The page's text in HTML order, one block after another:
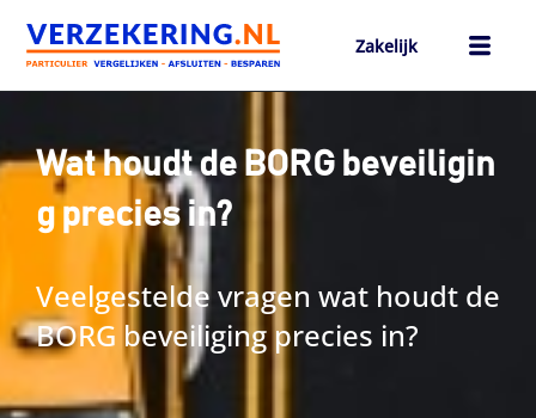
naar
inhoud
Zakelijk
Wat houdt de BORG beveiligin
g precies in?
Veelgestelde vragen wat houdt de
BORG beveiliging precies in?